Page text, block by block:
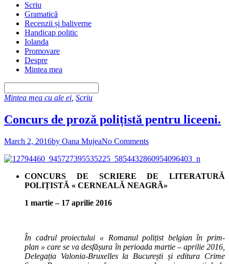
Scriu
Gramatică
Recenzii și baliverne
Handicap politic
Iolanda
Promovare
Despre
Mintea mea
Mintea mea cu ale ei Scriu
Concurs de proză polițistă pentru liceeni.
March 2, 2016by Oana MujeaNo Comments
CONCURS DE SCRIERE DE LITERATURĂ
POLIȚISTĂ « CERNEALĂ NEAGRĂ»
1 martie – 17 aprilie 2016
În cadrul proiectului « Romanul polițist belgian în prim-
plan » care se va desfășura în perioada martie – aprilie 2016,
Delegația Valonia-Bruxelles la București și editura Crime